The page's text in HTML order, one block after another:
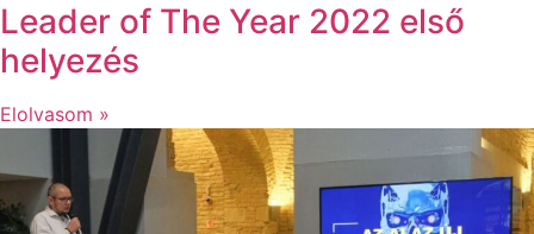
Leader of The Year 2022 első
helyezés
Elolvasom »